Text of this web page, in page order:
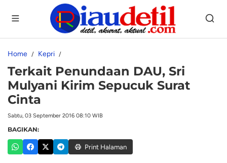
Home Kepri
Terkait Penundaan DAU, Sri
Mulyani Kirim Sepucuk Surat
Cinta
Sabtu, 03 September 2016 08:10 WIB
BAGIKAN:
Print Halaman